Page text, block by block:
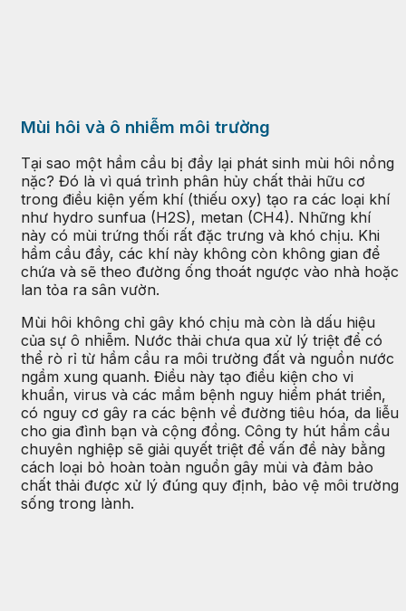
Mùi hôi và ô nhiễm môi trường
Tại sao một hầm cầu bị đầy lại phát sinh mùi hôi nồng
nặc? Đó là vì quá trình phân hủy chất thải hữu cơ
trong điều kiện yếm khí (thiếu oxy) tạo ra các loại khí
như hydro sunfua (H2S), metan (CH4). Những khí
này có mùi trứng thối rất đặc trưng và khó chịu. Khi
hầm cầu đầy, các khí này không còn không gian để
chứa và sẽ theo đường ống thoát ngược vào nhà hoặc
lan tỏa ra sân vườn.
Mùi hôi không chỉ gây khó chịu mà còn là dấu hiệu
của sự ô nhiễm. Nước thải chưa qua xử lý triệt để có
thể rò rỉ từ hầm cầu ra môi trường đất và nguồn nước
ngầm xung quanh. Điều này tạo điều kiện cho vi
khuẩn, virus và các mầm bệnh nguy hiểm phát triển,
có nguy cơ gây ra các bệnh về đường tiêu hóa, da liễu
cho gia đình bạn và cộng đồng. Công ty hút hầm cầu
chuyên nghiệp sẽ giải quyết triệt để vấn đề này bằng
cách loại bỏ hoàn toàn nguồn gây mùi và đảm bảo
chất thải được xử lý đúng quy định, bảo vệ môi trường
sống trong lành.